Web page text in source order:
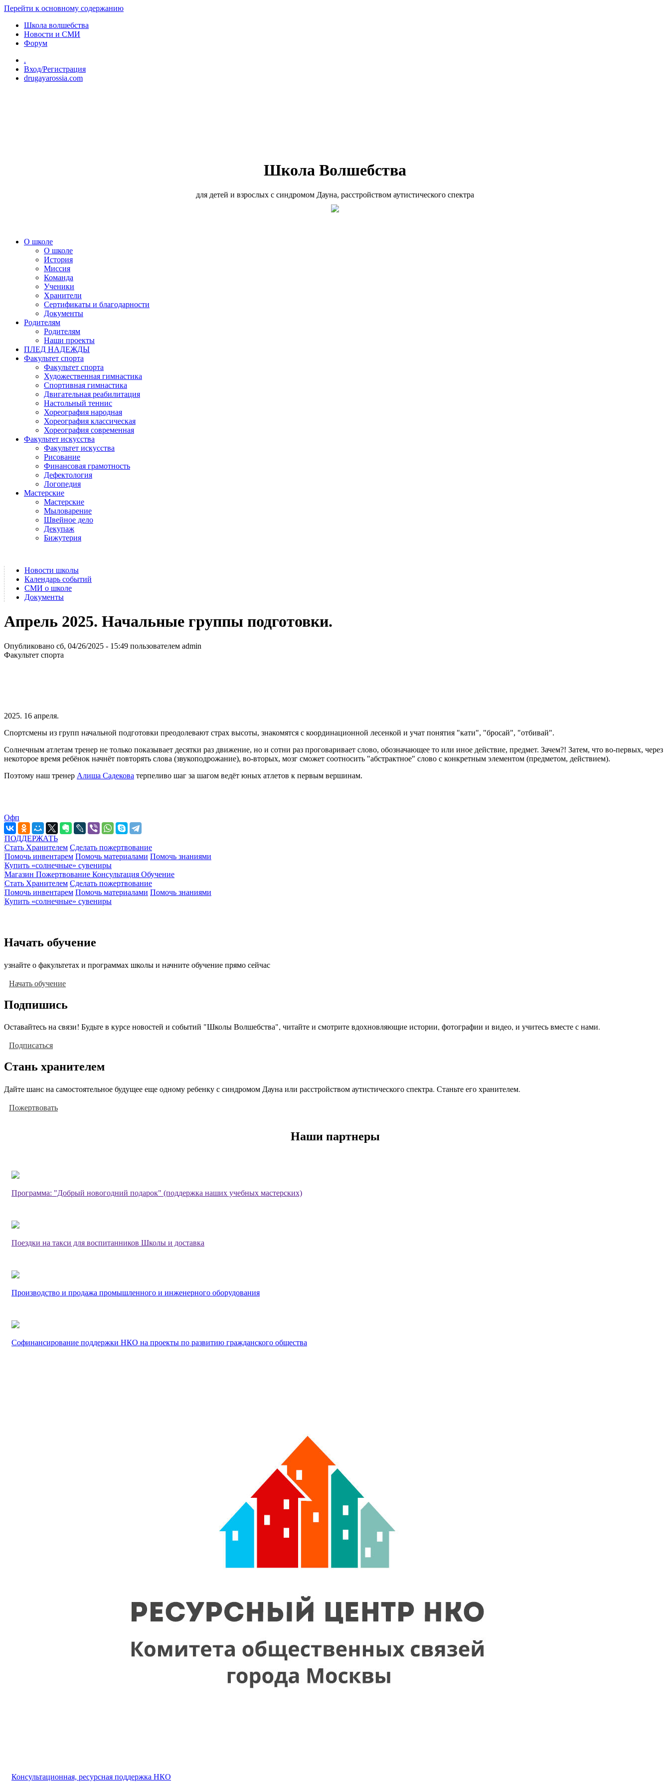
Перейти к основному содержанию
Школа волшебства
Новости и СМИ
Форум
.
Вход/Регистрация
drugayarossia.com
Школа Волшебства
для детей и взрослых с синдромом Дауна, расстройством аутистического спектра
О школе
О школе
История
Миссия
Команда
Ученики
Хранители
Сертификаты и благодарности
Документы
Родителям
Родителям
Наши проекты
ПЛЕД НАДЕЖДЫ
Факультет спорта
Факультет спорта
Художественная гимнастика
Спортивная гимнастика
Двигательная реабилитация
Настольный теннис
Хореография народная
Хореография классическая
Хореография современная
Факультет искусства
Факультет искусства
Рисование
Финансовая грамотность
Дефектология
Логопедия
Мастерские
Мастерские
Мыловарение
Швейное дело
Декупаж
Бижутерия
Новости школы
Календарь событий
СМИ о школе
Документы
Апрель 2025. Начальные группы подготовки.
Опубликовано сб, 04/26/2025 - 15:49 пользователем admin
Факультет спорта
2025. 16 апреля.
Спортсмены из групп начальной подготовки преодолевают страх высоты, знакомятся с координационной лесенкой и учат понятия "кати", "бросай", "отбивай".
Солнечным атлетам тренер не только показывает десятки раз движение, но и сотни раз проговаривает слово, обозначающее то или иное действие, предмет. Зачем?! Затем, что во-первых, через
некоторое время ребёнок начнёт повторять слова (звукоподрожание), во-вторых, мозг сможет соотносить "абстрактное" слово с конкретным элементом (предметом, действием).
Поэтому наш тренер Алиша Садекова терпеливо шаг за шагом ведёт юных атлетов к первым вершинам.
Офп
ПОДДЕРЖАТЬ
Стать Хранителем Сделать пожертвование
Помочь инвентарем Помочь материалами Помочь знаниями
Купить «солнечные» сувениры
Магазин Пожертвование Консультация Обучение
Стать Хранителем Сделать пожертвование
Помочь инвентарем Помочь материалами Помочь знаниями
Купить «солнечные» сувениры
Начать обучение
узнайте о факультетах и программах школы и начните обучение прямо сейчас
Начать обучение
Подпишись
Оставайтесь на связи! Будьте в курсе новостей и событий "Школы Волшебства", читайте и смотрите вдохновляющие истории, фотографии и видео, и учитесь вместе с нами.
Подписаться
Стань хранителем
Дайте шанс на самостоятельное будущее еще одному ребенку с синдромом Дауна или расстройством аутистического спектра. Станьте его хранителем.
Пожертвовать
Наши партнеры
Программа: "Добрый новогодний подарок" (поддержка наших учебных мастерских)
Поездки на такси для воспитанников Школы и доставка
Производство и продажа промышленного и инженерного оборудования
Софинансирование поддержки НКО на проекты по развитию гражданского общества
Консультационная, ресурсная поддержка НКО